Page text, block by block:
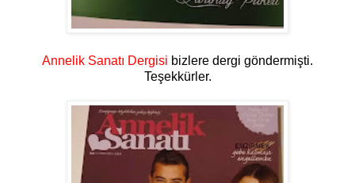
Annelik Sanatı Dergisi bizlere dergi göndermişti.
Teşekkürler.